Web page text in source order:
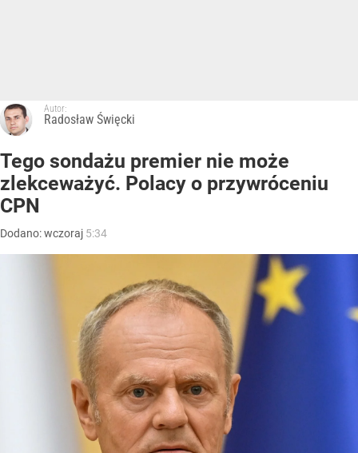
Autor:
Radosław Święcki
Tego sondażu premier nie może
zlekceważyć. Polacy o przywróceniu
CPN
Dodano:wczoraj 5:34